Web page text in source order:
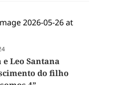
Leo Santana
do filho